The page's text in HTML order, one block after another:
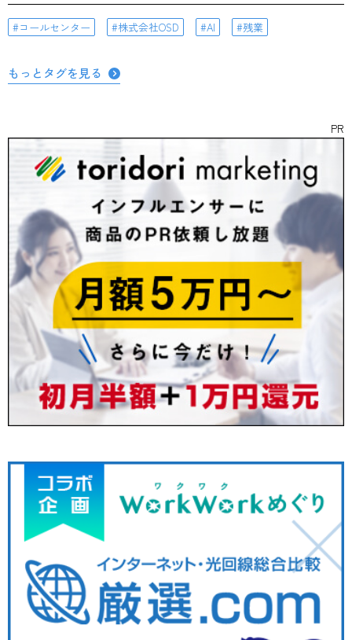
コールセンター 株式会社OSD AI 残業
もっとタグを見る
PR